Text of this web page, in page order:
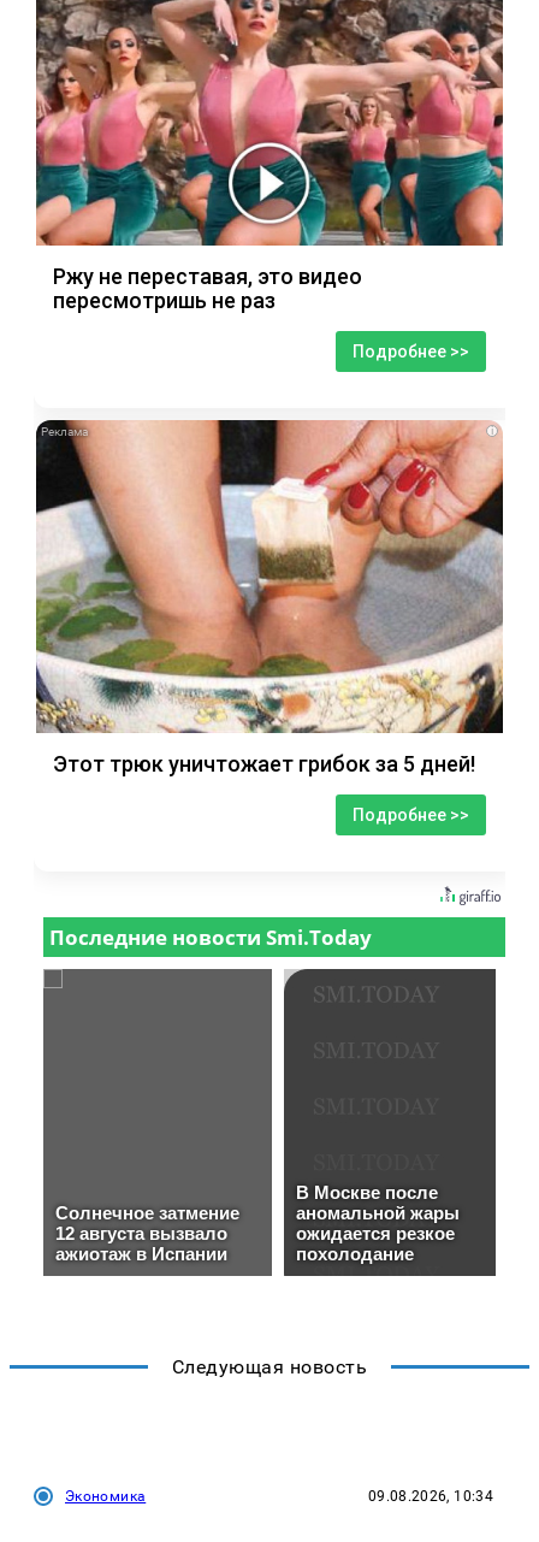
Ржу не переставая, это видео
пересмотришь не раз
Подробнее >>
i
Этот трюк уничтожает грибок за 5 дней!
Подробнее >>
Следующая новость
Экономика 09.08.2026, 10:34